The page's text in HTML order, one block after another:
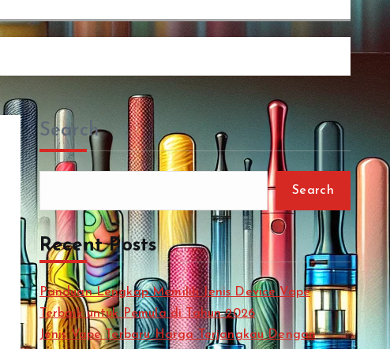
Search
Search
Recent Posts
Panduan Lengkap Memilih Jenis Device Vape
Terbaik untuk Pemula di Tahun 2026
Jenis Vape Terbaru Harga Terjangkau Dengan